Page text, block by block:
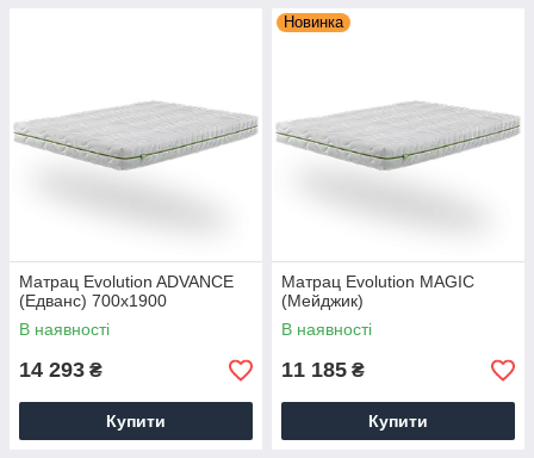
Матрац Evolution ADVANCE
(Едванс) 700х1900
В наявності
14 293 ₴
Купити
Новинка
Матрац Evolution MAGIC
(Мейджик)
В наявності
11 185 ₴
Купити